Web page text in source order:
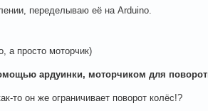
переделываю её на Arduino.
а просто моторчик)
ардуинки, моторчиком для
то он же ограничивает поворот колёс!?